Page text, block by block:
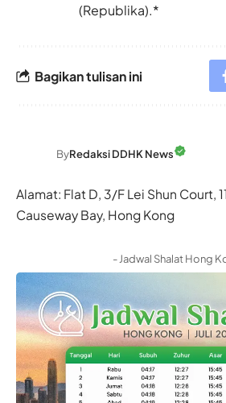
(Republika).*
Bagikan tulisan ini
ByRedaksi DDHK News
Alamat: Flat D, 3/F Lei Shun Court,
Causeway Bay, Hong Kong
- Jadwal Shalat Hong